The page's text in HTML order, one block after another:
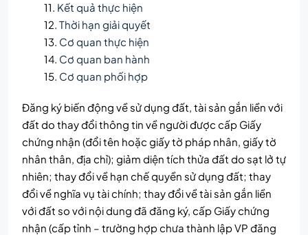
Kết quả thực hiện
Thời hạn giải quyết
Cơ quan thực hiện
Cơ quan ban hành
Cơ quan phối hợp
Đăng ký biến động về sử dụng đất, tài sản gắn liền với
đất do thay đổi thông tin về người được cấp Giấy
chứng nhận (đổi tên hoặc giấy tờ pháp nhân, giấy tờ
nhân thân, địa chỉ); giảm diện tích thửa đất do sạt lở tự
nhiên; thay đổi về hạn chế quyền sử dụng đất; thay
đổi về nghĩa vụ tài chính; thay đổi về tài sản gắn liền
với đất so với nội dung đã đăng ký, cấp Giấy chứng
nhận (cấp tỉnh – trường hợp chưa thành lập VP đăng